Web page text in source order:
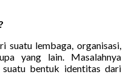
suatu lembaga, organisasi,
yang lain. Masalahnya
bentuk identitas dari